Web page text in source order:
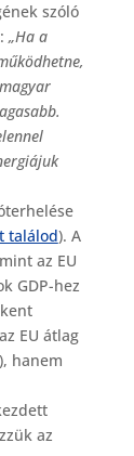
szóló
„Ha a
találod). A
az EU
GDP-hez
EU átlag
hanem
az